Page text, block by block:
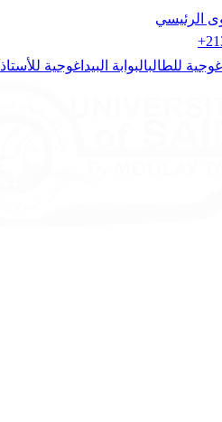
الرئيسي
للطالبالبوابة البيداغوجية للأستاذ